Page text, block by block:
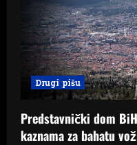
Drugi pišu
Predstavnički dom
kaznama za bahatu